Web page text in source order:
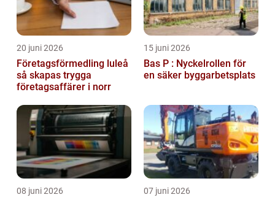
20 juni 2026
Företagsförmedling luleå
så skapas trygga
företagsaffärer i norr
15 juni 2026
Bas P : Nyckelrollen för
en säker byggarbetsplats
08 juni 2026 07 juni 2026